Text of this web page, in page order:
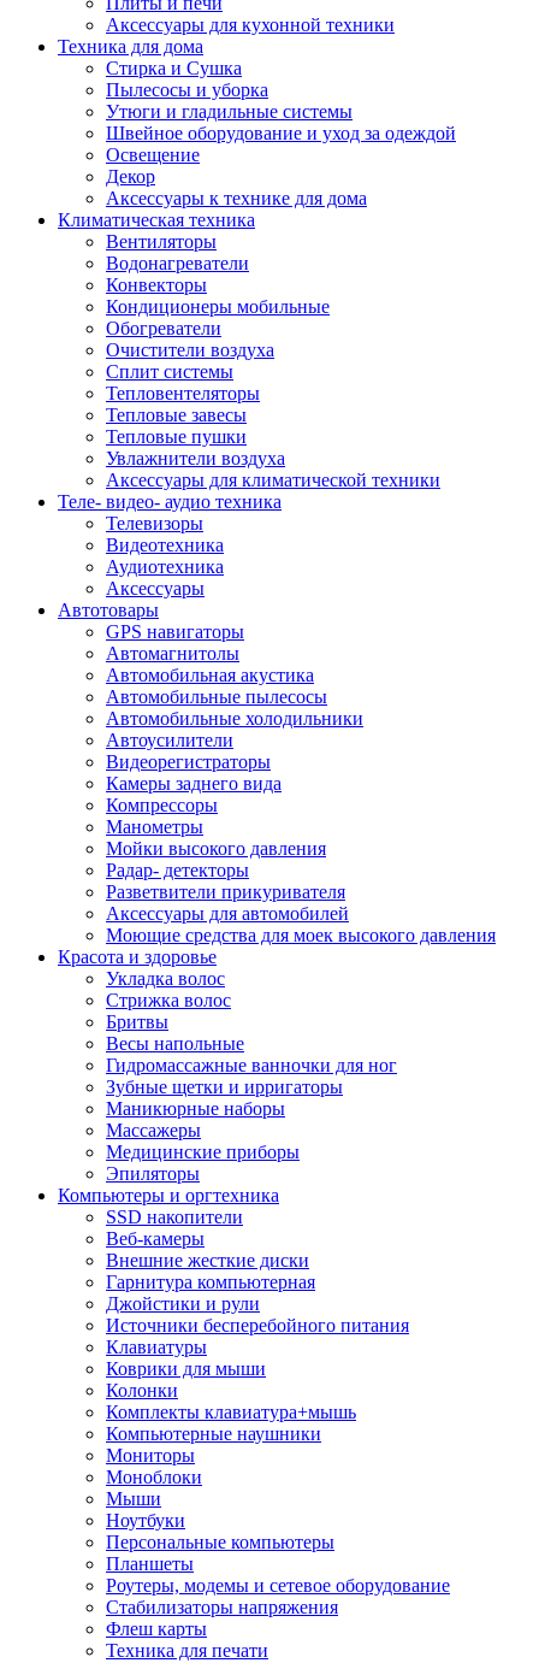
Аксессуары для кухонной техники
Техника для дома
Стирка и Сушка
Пылесосы и уборка
Утюги и гладильные системы
Швейное оборудование и уход за одеждой
Освещение
Декор
Аксессуары к технике для дома
Климатическая техника
Вентиляторы
Водонагреватели
Конвекторы
Кондиционеры мобильные
Обогреватели
Очистители воздуха
Сплит системы
Тепловентеляторы
Тепловые завесы
Тепловые пушки
Увлажнители воздуха
Аксессуары для климатической техники
Теле- видео- аудио техника
Телевизоры
Видеотехника
Аудиотехника
Аксессуары
Автотовары
GPS навигаторы
Автомагнитолы
Автомобильная акустика
Автомобильные пылесосы
Автомобильные холодильники
Автоусилители
Видеорегистраторы
Камеры заднего вида
Компрессоры
Манометры
Мойки высокого давления
Радар- детекторы
Разветвители прикуривателя
Аксессуары для автомобилей
Моющие средства для моек высокого давления
Красота и здоровье
Укладка волос
Стрижка волос
Бритвы
Весы напольные
Гидромассажные ванночки для ног
Зубные щетки и ирригаторы
Маникюрные наборы
Массажеры
Медицинские приборы
Эпиляторы
Компьютеры и оргтехника
SSD накопители
Веб-камеры
Внешние жесткие диски
Гарнитура компьютерная
Джойстики и рули
Источники бесперебойного питания
Клавиатуры
Коврики для мыши
Колонки
Комплекты клавиатура+мышь
Компьютерные наушники
Мониторы
Моноблоки
Мыши
Ноутбуки
Персональные компьютеры
Планшеты
Роутеры, модемы и сетевое оборудование
Стабилизаторы напряжения
Флеш карты
Техника для печати